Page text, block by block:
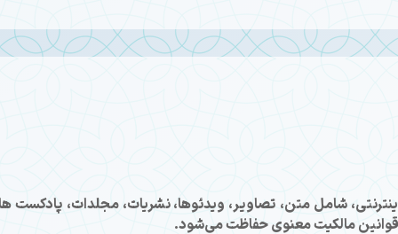
شامل متن، تصاویر، ویدئوها، نشریات، مجلدات، پادکست
مالکیت معنوی حفاظت می‌شود.